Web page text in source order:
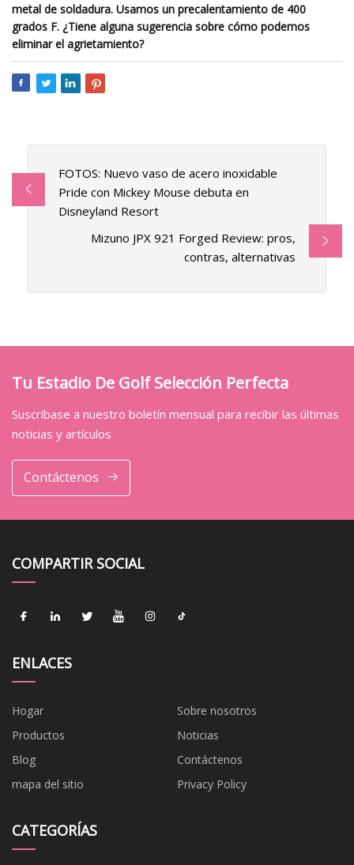
metal de soldadura. Usamos un precalentamiento de 400
grados F. ¿Tiene alguna sugerencia sobre cómo podemos
eliminar el agrietamiento?
FOTOS: Nuevo vaso de acero inoxidable
Pride con Mickey Mouse debuta en
Disneyland Resort
Mizuno JPX 921 Forged Review: pros,
contras, alternativas
Tu Estadio De Golf Selección Perfecta
Suscríbase a nuestro boletín mensual para recibir las últimas
noticias y artículos
Contáctenos
COMPARTIR SOCIAL
ENLACES
Hogar
Sobre nosotros
Productos
Noticias
Blog
Contáctenos
mapa del sitio
Privacy Policy
CATEGORÍAS